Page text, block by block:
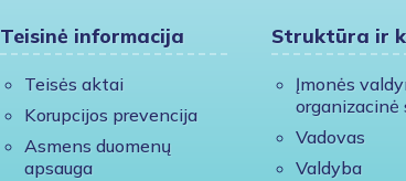
Teisinė informacija
Teisės aktai
Korupcijos prevencija
Asmens duomenų
apsauga
Struktūra ir
Įmonės
organizacinė
Vadovas
Valdyba